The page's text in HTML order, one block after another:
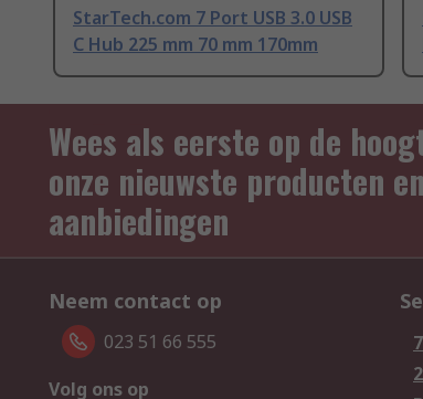
StarTech.com 7 Port USB 3.0 USB
C Hub 225 mm 70 mm 170mm
Wees als eerste op de
onze nieuwste producten en
aanbiedingen
Neem contact op
023 51 66 555
Volg ons op